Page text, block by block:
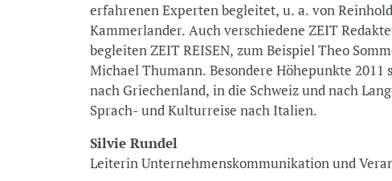
erfahrenen Experten begleitet, u. a. von
Kammerlander. Auch verschiedene ZEIT
begleiten ZEIT REISEN, zum Beispiel Theo
Michael Thumann. Besondere Höhepunkte 2011
nach Griechenland, in die Schweiz und nach
Sprach- und Kulturreise nach Italien.
Silvie Rundel
Leiterin Unternehmenskommunikation und